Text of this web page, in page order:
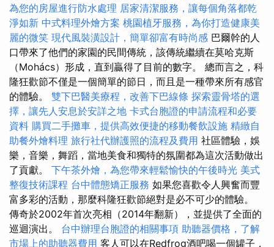
為您的房屋進行防水處理 居家清潔服務，讓每個角落都乾
淨如新 中式料理外燴方案 桃園植牙服務，為你打造健康美
麗的微笑 現代風裝潢設計，簡單卻富有時尚感 巴爾幹的人
口帶來了他們的家園的民間傳統，該傳統繼續在莫哈克斯
（Mohács）形成，直到贏得了目前的數字。 總而言之，科
隆狂歡節不僅是一個簡單的節日，而且是一種帶來所有感官
的體驗。 雙下巴醫美療程，改善下巴線條 探索靈骨塔的選
擇，讓先人安息於安詳之地 卡式台胞證的申請流程和必要
資料 購買二手攤車，提供高效便捷的移動餐飲設施 精緻自
助餐外燴料理 旅行社代辦護照的流程及費用 社區體驗，娛
樂，音樂，舞蹈，當地美食和獨特的氛圍都為這次活動做出
了貢獻。 下午茶外燴，為您帶來輕鬆愉快的午後時光 美式
整復技術課程 台中體態矯正服務 如果您喜歡令人興奮而豐
富多彩的活動，那麼科隆狂歡節絕對是必不可少的體驗。
傳奇於2002年首次亮相（2014年翻新），並提供了全面的
巡迴演出。 台中辦理台胞證的相關事項 助聽器價格，了解
市場上的助聽器費用 客人可以在Redfrog酒吧喝一個罐子，